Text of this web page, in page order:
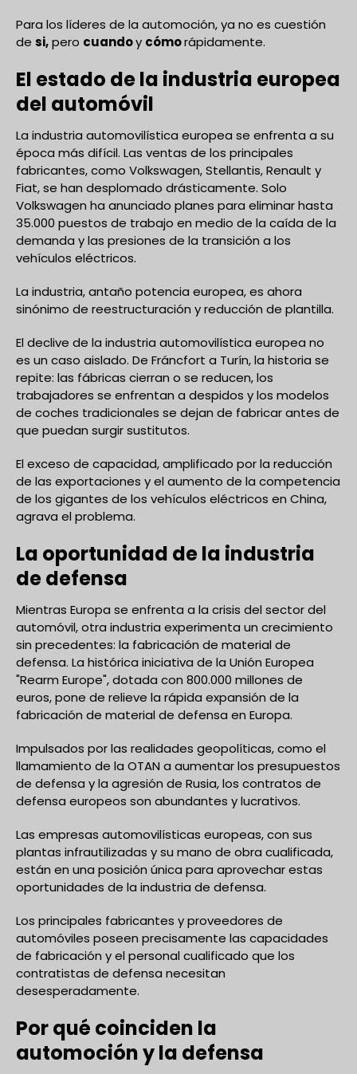
Para los líderes de la automoción, ya no es cuestión
de si,pero cuandoy cómorápidamente.
El estado de la industria europea
del automóvil
La industria automovilística europea se enfrenta a su
época más difícil. Las ventas de los principales
fabricantes, como Volkswagen, Stellantis, Renault y
Fiat, se han desplomado drásticamente. Solo
Volkswagen ha anunciado planes para eliminar hasta
35.000 puestos de trabajo en medio de la caída de la
demanda y las presiones de la transición a los
vehículos eléctricos.
La industria, antaño potencia europea, es ahora
sinónimo de reestructuración y reducción de plantilla.
El declive de la industria automovilística europea no
es un caso aislado. De Fráncfort a Turín, la historia se
repite: las fábricas cierran o se reducen, los
trabajadores se enfrentan a despidos y los modelos
de coches tradicionales se dejan de fabricar antes de
que puedan surgir sustitutos.
El exceso de capacidad, amplificado por la reducción
de las exportaciones y el aumento de la competencia
de los gigantes de los vehículos eléctricos en China,
agrava el problema.
La oportunidad de la industria
de defensa
Mientras Europa se enfrenta a la crisis del sector del
automóvil, otra industria experimenta un crecimiento
sin precedentes: la fabricación de material de
defensa. La histórica iniciativa de la Unión Europea
"Rearm Europe", dotada con 800.000 millones de
euros, pone de relieve la rápida expansión de la
fabricación de material de defensa en Europa.
Impulsados por las realidades geopolíticas, como el
llamamiento de la OTAN a aumentar los presupuestos
de defensa y la agresión de Rusia, los contratos de
defensa europeos son abundantes y lucrativos.
Las empresas automovilísticas europeas, con sus
plantas infrautilizadas y su mano de obra cualificada,
están en una posición única para aprovechar estas
oportunidades de la industria de defensa.
Los principales fabricantes y proveedores de
automóviles poseen precisamente las capacidades
de fabricación y el personal cualificado que los
contratistas de defensa necesitan
desesperadamente.
Por qué coinciden la
automoción y la defensa